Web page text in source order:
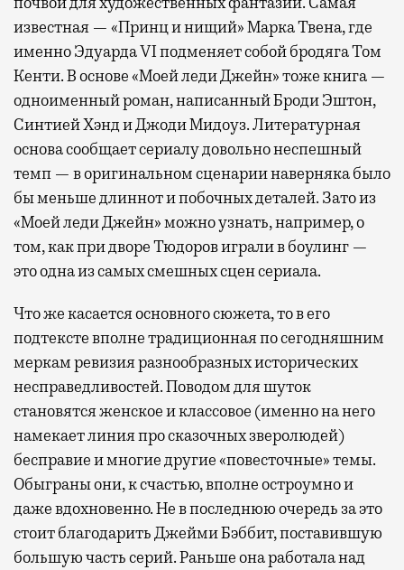
известная — «Принц и нищий» Марка Твена, где
именно Эдуарда VI подменяет собой бродяга Том
Кенти. В основе «Моей леди Джейн» тоже книга —
одноименный роман, написанный Броди Эштон,
Синтией Хэнд и Джоди Мидоуз. Литературная
основа сообщает сериалу довольно неспешный
темп — в оригинальном сценарии наверняка было
бы меньше длиннот и побочных деталей. Зато из
«Моей леди Джейн» можно узнать, например, о
том, как при дворе Тюдоров играли в боулинг —
это одна из самых смешных сцен сериала.
Что же касается основного сюжета, то в его
подтексте вполне традиционная по сегодняшним
меркам ревизия разнообразных исторических
несправедливостей. Поводом для шуток
становятся женское и классовое (именно на него
намекает линия про сказочных зверолюдей)
бесправие и многие другие «повесточные» темы.
Обыграны они, к счастью, вполне остроумно и
даже вдохновенно. Не в последнюю очередь за это
стоит благодарить Джейми Бэббит, поставившую
большую часть серий. Раньше она работала над